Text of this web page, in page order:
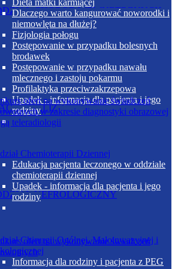
CHORÓB WEWNĘTRZNYCH
DIALIZ
NEFROLOGICZNY
Dieta matki karmiącej
Dlaczego warto kangurować noworodki i
niemowlęta na dłużej?
Fizjologia połogu
Postępowanie w przypadku bolesnych
brodawek
Postępowanie w przypadku nawału
mlecznego i zastoju pokarmu
Profilaktyka przeciwzakrzepowa
Upadek - informacja dla pacjenta i jego
rodziny
Chemioterapii Dziennej
Edukacja pacjenta leczonego w oddziale
chemioterapii dziennej
Upadek - informacja dla pacjenta i jego
rodziny
Chirurgii Ogólnej, Małoinwazyjnej i
Informacja dla rodziny i pacjenta z PEG
ofert na wykonywanie świadczeń
w zakresie diagnostyki obrazowej
teleradiologii
ofert na wykonywanie świadczeń